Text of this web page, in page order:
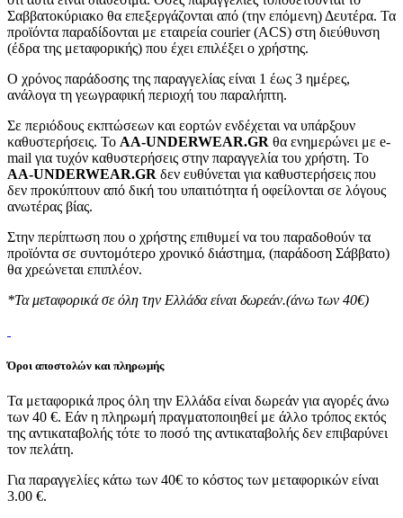
Σαββατοκύριακο θα επεξεργάζονται από (την επόμενη) Δευτέρα. Τα
προϊόντα παραδίδονται με εταιρεία courier (ACS) στη διεύθυνση
(έδρα της μεταφορικής) που έχει επιλέξει ο χρήστης.
Ο χρόνος παράδοσης της παραγγελίας είναι 1 έως 3 ημέρες,
ανάλογα τη γεωγραφική περιοχή του παραλήπτη.
Σε περιόδους εκπτώσεων και εορτών ενδέχεται να υπάρξουν
καθυστερήσεις. Το AA-UNDERWEAR.GR θα ενημερώνει με e-
mail για τυχόν καθυστερήσεις στην παραγγελία του χρήστη. Το
AA-UNDERWEAR.GR δεν ευθύνεται για καθυστερήσεις που
δεν προκύπτουν από δική του υπαιτιότητα ή οφείλονται σε λόγους
ανωτέρας βίας.
Στην περίπτωση που ο χρήστης επιθυμεί να του παραδοθούν τα
προϊόντα σε συντομότερο χρονικό διάστημα, (παράδοση Σάββατο)
θα χρεώνεται επιπλέον.
*Τα μεταφορικά σε όλη την Ελλάδα είναι δωρεάν.(άνω των 40€)
Όροι αποστολών και πληρωμής
Τα μεταφορικά προς όλη την Ελλάδα είναι δωρεάν για αγορές άνω
των 40 €. Εάν η πληρωμή πραγματοποιηθεί με άλλο τρόπος εκτός
της αντικαταβολής τότε το ποσό της αντικαταβολής δεν επιβαρύνει
τον πελάτη.
Για παραγγελίες κάτω των 40€ το κόστος των μεταφορικών είναι
3.00 €.